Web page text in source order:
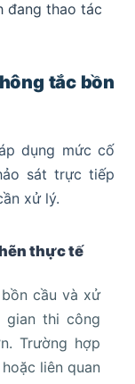
đang thao tác
tắc bồn
dụng mức cố
sát trực tiếp
xử lý.
thực tế
cầu và xử
thi công
Trường hợp
liên quan